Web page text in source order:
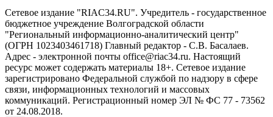
Сетевое издание "RIAC34.RU". Учредитель - государственное
бюджетное учреждение Волгоградской области
"Региональный информационно-аналитический центр"
(ОГРН 1023403461718) Главный редактор - С.В. Басалаев.
Адрес - электронной почты office@riac34.ru. Настоящий
ресурс может содержать материалы 18+. Сетевое издание
зарегистрировано Федеральной службой по надзору в сфере
связи, информационных технологий и массовых
коммуникаций. Регистрационный номер ЭЛ № ФС 77 - 73562
от 24.08.2018.